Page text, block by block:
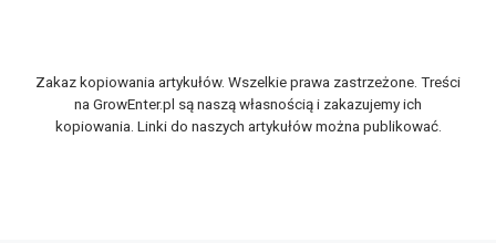
Zakaz kopiowania artykułów. Wszelkie prawa zastrzeżone. Treści
na GrowEnter.pl są naszą własnością i zakazujemy ich
kopiowania. Linki do naszych artykułów można publikować.